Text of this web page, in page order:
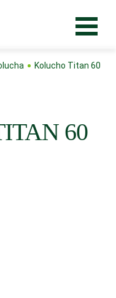
Kolucho Titan 60
60